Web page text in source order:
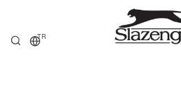
TR